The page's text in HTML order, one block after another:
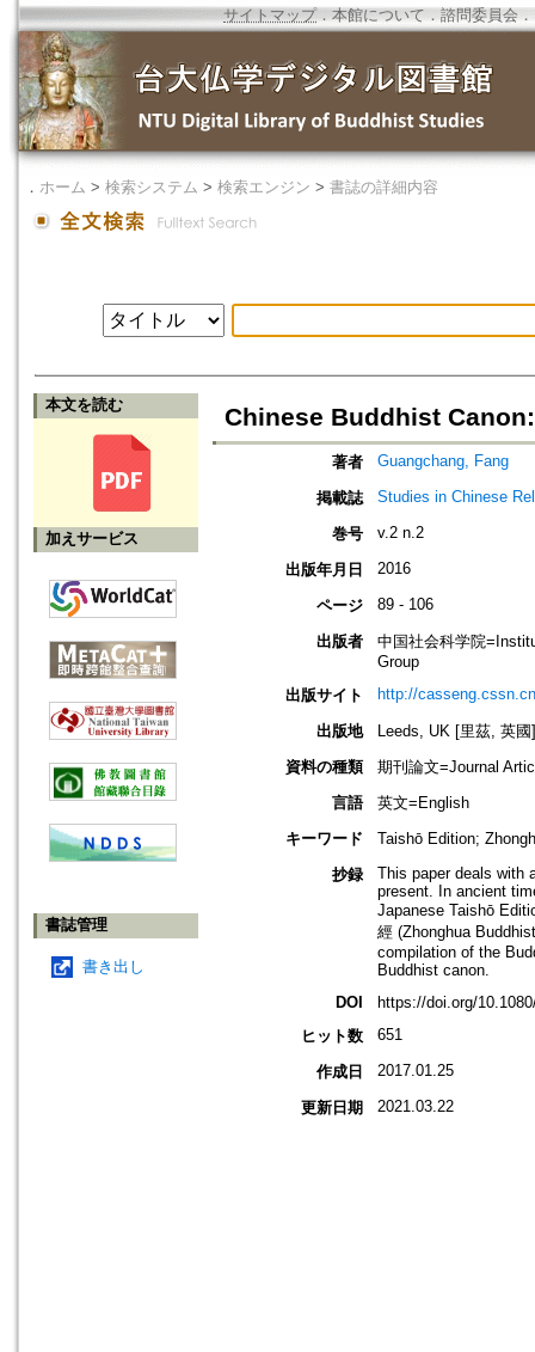
サイトマップ．本館について ． 諮問委員会 ．
． ホーム > 検索システム > 検索エンジン > 書誌の詳細内容
本文を読む
加えサービス
書誌管理
書き出し
Chinese Buddhist
著者 Guangchang, Fang
掲載誌 Studies in Chinese
巻号 v.2 n.2
出版年月日 2016
ページ 89 - 106
出版者
中国社会科学院
Group
出版サイト
http://
出版地
Leeds, UK [里茲, 英國]
資料の種類
期刊論文=Journal
言語
英文=English
キーワード
Taishō Edition;
抄録
This paper deals with
present. In ancient
Japanese Taishō
經 (Zhonghua
compilation of the
Buddhist canon.
DOI
https://doi.org/
ヒット数
651
作成日 2017.01.25
更新日期 2021.03.22